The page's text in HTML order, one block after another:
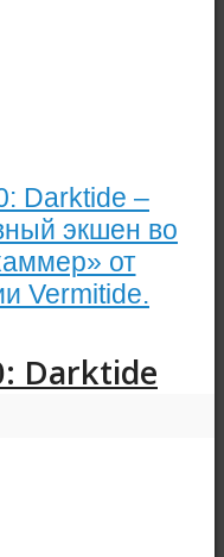
Darktide –
экшен во
от
Vermitide.
Darktide